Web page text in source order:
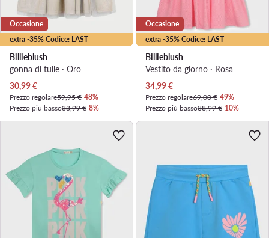
extra -35% Codice: LAST
Occasione
Billieblush
gonna di tulle · Oro
Prezzo attuale
30,99€
Prezzo regolare59,95 €-48%
Prezzo più basso33,99 €-8%
extra -35% Codice: LAST
Occasione
Billieblush
Vestito da giorno · Rosa
Prezzo attuale
34,99€
Prezzo regolare69,00 €-49%
Prezzo più basso38,99 €-10%